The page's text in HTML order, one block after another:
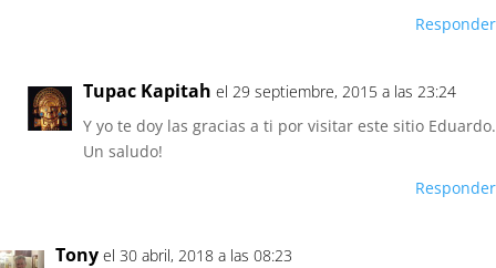
Responder
Tupac Kapitah el 29 septiembre, 2015 a las 23:24
Y yo te doy las gracias a ti por visitar este sitio Eduardo.
Un saludo!
Responder
Tony el 30 abril, 2018 a las 08:23